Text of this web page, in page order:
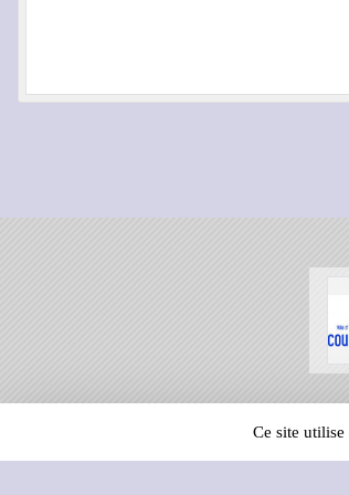
REGIONSCe site